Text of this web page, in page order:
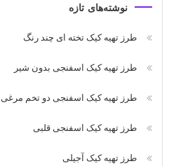
نوشته‌های تازه
طرز تهیه کیک تخته ای چند رنگ
طرز تهیه کیک اسفنجی بدون شیر
طرز تهیه کیک اسفنجی دو تخم مرغی
طرز تهیه کیک اسفنجی قلبی
طرز تهیه کیک آجیلی